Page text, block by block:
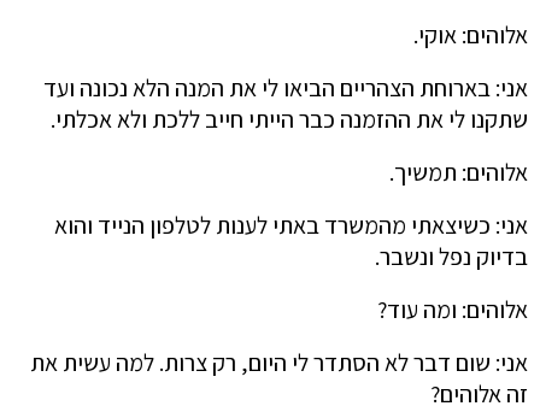
אלוהים: אוקי.
אני: בארוחת הצהריים הביאו לי את המנה הלא נכונה ועד
שתקנו לי את ההזמנה כבר הייתי חייב ללכת ולא אכלתי.
אלוהים: תמשיך.
אני: כשיצאתי מהמשרד באתי לענות לטלפון הנייד והוא
בדיוק נפל ונשבר.
אלוהים: ומה עוד?
אני: שום דבר לא הסתדר לי היום, רק צרות. למה עשית את
זה אלוהים?